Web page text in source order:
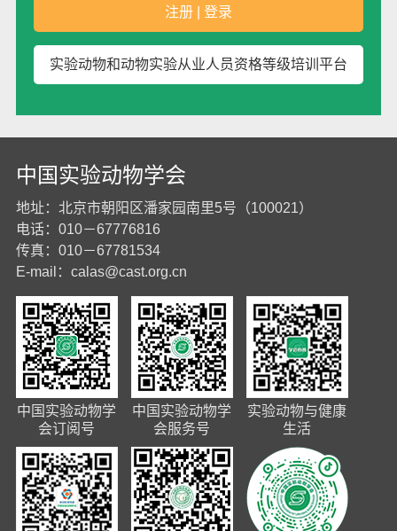
注册 登录
实验动物和动物实验从业人员资格等级培训平台
中国实验动物学会
地址：北京市朝阳区潘家园南里5号（100021）
电话：010－67776816
传真：010－67781534
E-mail： calas@cast.org.cn
中国实验动物学
会订阅号
中国实验动物学
会服务号
实验动物与健康
生活